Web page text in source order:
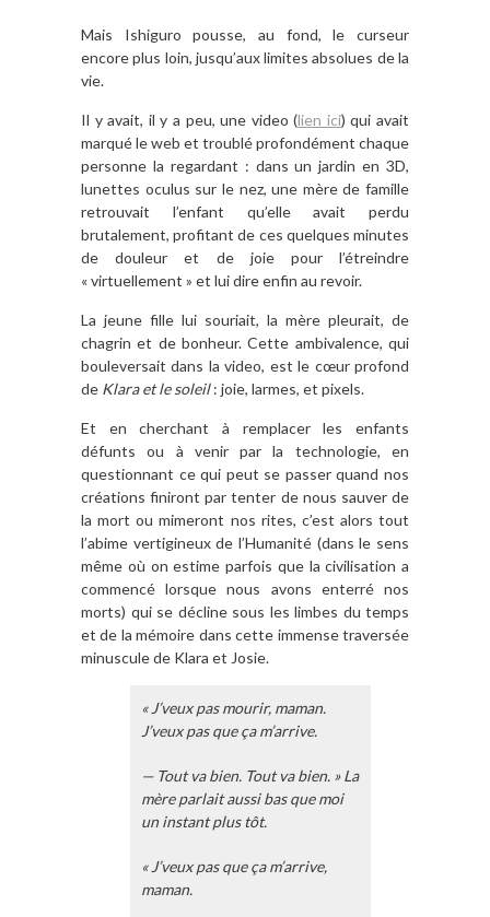
Mais Ishiguro pousse, au fond, le curseur
encore plus loin, jusqu’aux limites absolues de la
vie.
Il y avait, il y a peu, une video (lien ici) qui avait
marqué le web et troublé profondément chaque
personne la regardant : dans un jardin en 3D,
lunettes oculus sur le nez, une mère de famille
retrouvait l’enfant qu’elle avait perdu
brutalement, profitant de ces quelques minutes
de douleur et de joie pour l’étreindre
« virtuellement » et lui dire enfin au revoir.
La jeune fille lui souriait, la mère pleurait, de
chagrin et de bonheur. Cette ambivalence, qui
bouleversait dans la video, est le cœur profond
de Klara et le soleil: joie, larmes, et pixels.
Et en cherchant à remplacer les enfants
défunts ou à venir par la technologie, en
questionnant ce qui peut se passer quand nos
créations finiront par tenter de nous sauver de
la mort ou mimeront nos rites, c’est alors tout
l’abime vertigineux de l’Humanité (dans le sens
même où on estime parfois que la civilisation a
commencé lorsque nous avons enterré nos
morts) qui se décline sous les limbes du temps
et de la mémoire dans cette immense traversée
minuscule de Klara et Josie.
« J’veux pas mourir, maman.
J’veux pas que ça m’arrive.
— Tout va bien. Tout va bien. » La
mère parlait aussi bas que moi
un instant plus tôt.
« J’veux pas que ça m’arrive,
maman.